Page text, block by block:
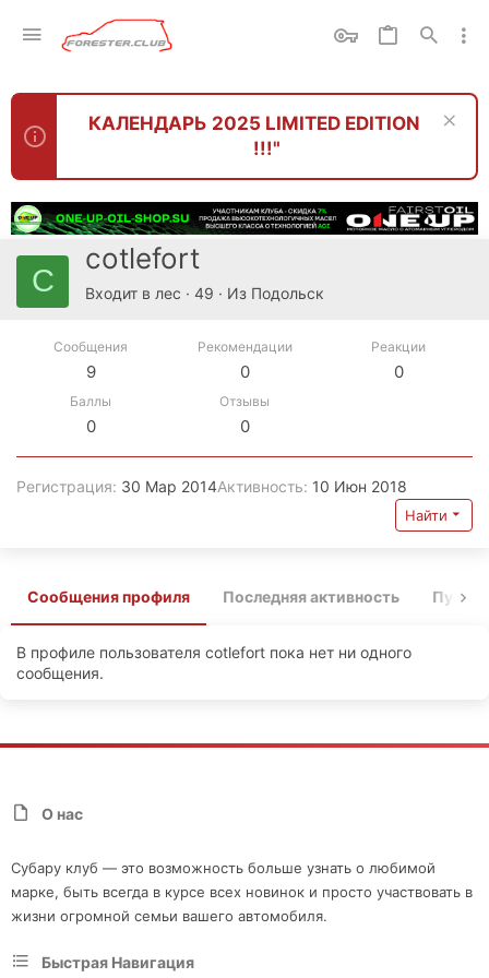
КАЛЕНДАРЬ 2025 LIMITED EDITION
!!!"
C
cotlefort
Входит в лес · 49 · Из Подольск
Сообщения
9
Рекомендации
0
Реакции
0
Баллы
0
Отзывы
0
Регистрация 30 Мар 2014Активность 10 Июн 2018
Найти
Сообщения профиля Последняя активность
В профиле пользователя cotlefort пока нет ни одного
сообщения.
О нас
Субару клуб — это возможность больше узнать о любимой
марке, быть всегда в курсе всех новинок и просто участвовать в
жизни огромной семьи вашего автомобиля.
Быстрая Навигация